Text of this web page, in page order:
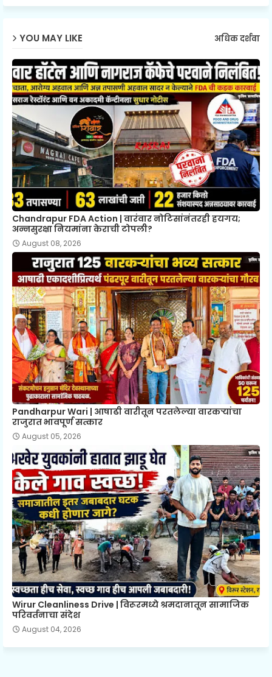
YOU MAY LIKE अधिक दर्शवा
Chandrapur FDA Action | वारंवार नोटिसांनंतरही हयगय;
अन्नसुरक्षा नियमांना केराची टोपली?
August 08, 2026
Pandharpur Wari | आषाढी वारीतून परतलेल्या वारकऱ्यांचा
राजुरात भावपूर्ण सत्कार
August 05, 2026
Wirur Cleanliness Drive | विरूरमध्ये श्रमदानातून सामाजिक
परिवर्तनाचा संदेश
August 04, 2026